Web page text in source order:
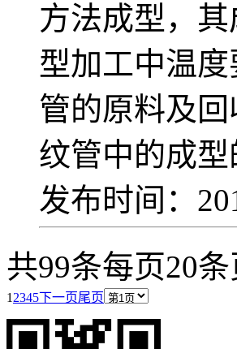
方法成型，
型加工中温
管的原料及
纹管中的成型
发布时间：
共99条每页20条
1 2345下一页尾页